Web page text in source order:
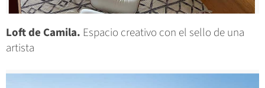
Loft de Camila. Espacio creativo con el sello de una
artista